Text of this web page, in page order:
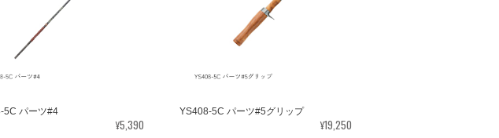
5C パーツ#4
¥5,390
YS408-5C パーツ#5グリップ
¥19,250